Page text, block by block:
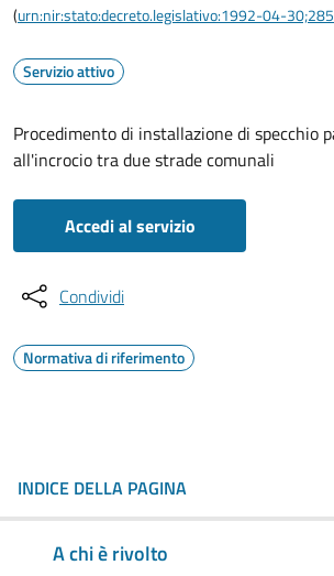
(urn:nir:stato:decreto.legislativo:1992-04-
Servizio attivo
Procedimento di installazione di specchio
all'incrocio tra due strade comunali
Accedi al servizio
Condividi
Normativa di riferimento
INDICE DELLA PAGINA
A chi è rivolto